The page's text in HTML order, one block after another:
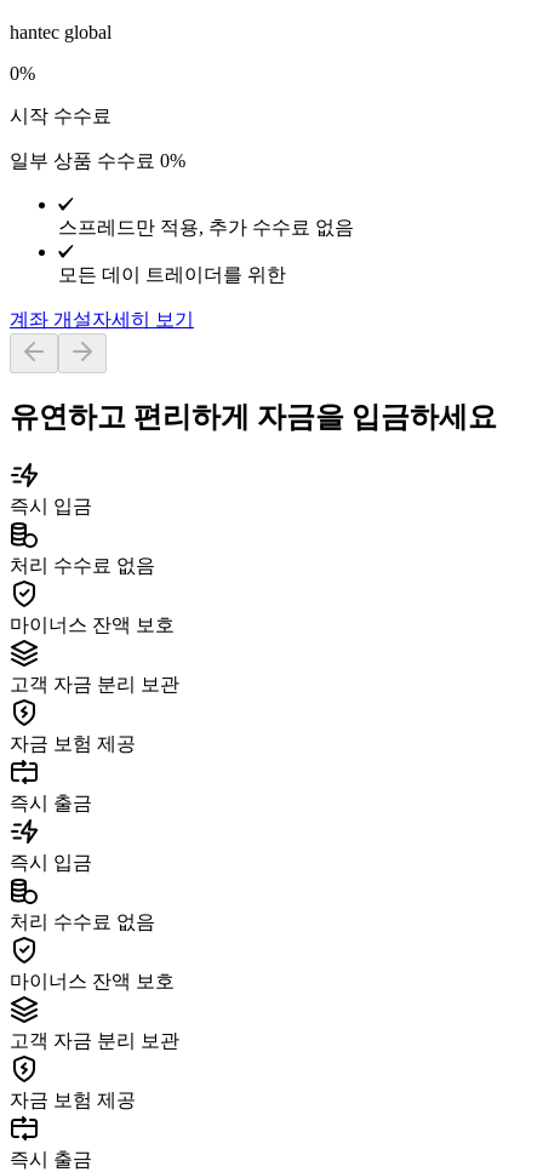
hantec global
0%
시작 수수료
일부 상품 수수료 0%
스프레드만 적용, 추가 수수료 없음
모든 데이 트레이더를 위한
계좌 개설자세히 보기
유연하고 편리하게 자금을 입금하세요
즉시 입금
처리 수수료 없음
마이너스 잔액 보호
고객 자금 분리 보관
자금 보험 제공
즉시 출금
즉시 입금
처리 수수료 없음
마이너스 잔액 보호
고객 자금 분리 보관
자금 보험 제공
즉시 출금